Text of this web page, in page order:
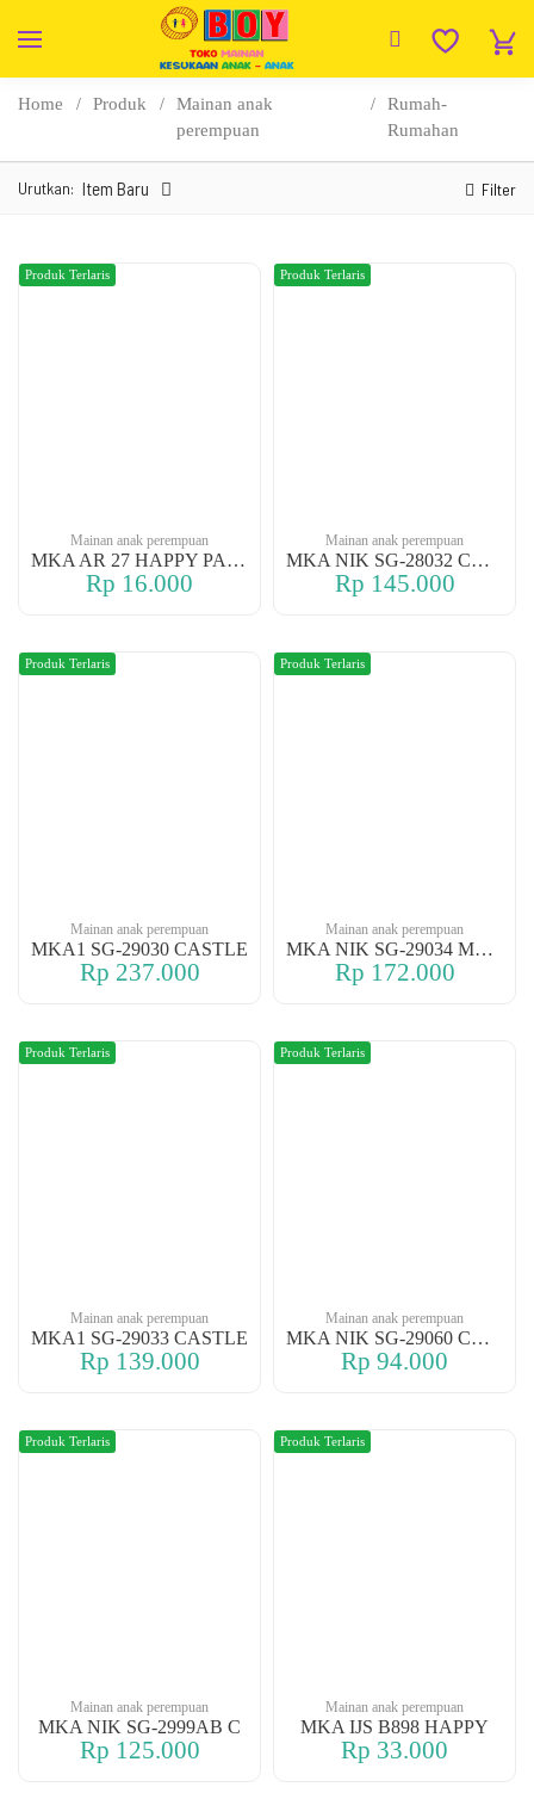
Home Produk
Mainan anak
perempuan
Rumah-
Rumahan
Urutkan: Item Baru Filter
Mainan anak perempuan
MKA AR 27 HAPPY PARK
Rp 16.000
Produk Terlaris
Mainan anak perempuan
MKA NIK SG-28032 CASTLE
Rp 145.000
Produk Terlaris
Mainan anak perempuan
MKA1 SG-29030 CASTLE
Rp 237.000
Produk Terlaris
Mainan anak perempuan
MKA NIK SG-29034 MY CASTLE
Rp 172.000
Produk Terlaris
Mainan anak perempuan
MKA1 SG-29033 CASTLE
Rp 139.000
Produk Terlaris
Mainan anak perempuan
MKA NIK SG-29060 CASTLE
Rp 94.000
Produk Terlaris
Mainan anak perempuan
MKA NIK SG-2999AB C
Rp 125.000
Produk Terlaris
Mainan anak perempuan
MKA IJS B898 HAPPY
Rp 33.000
Produk Terlaris